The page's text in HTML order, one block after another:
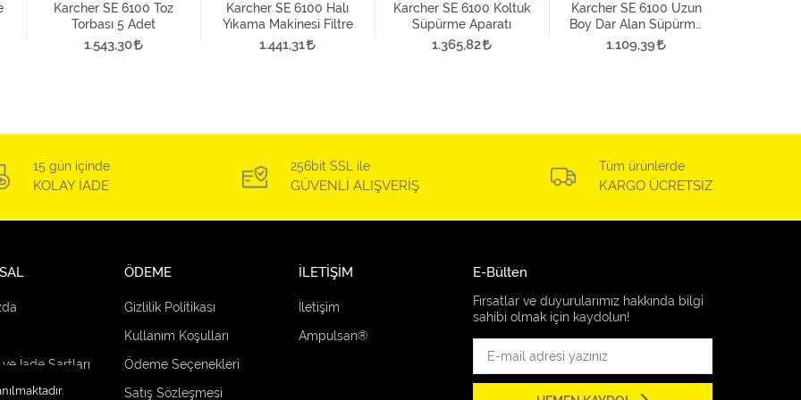
Karcher SE 6100 Toz
Torbası 5 Adet
1.543,30
Karcher SE 6100 Halı
Yıkama Makinesi Filtre
1.441,31
Karcher SE 6100 Koltuk
Süpürme Aparatı
1.365,82
Karcher SE 6100 Uzun
Boy Dar Alan Süpürme
Aparatı
1.109,39
15 gün içinde
KOLAY İADE
256bit SSL ile
GÜVENLİ ALIŞVERİŞ
Tüm ürünlerde
KARGO ÜCRETSİZ
E-Bülten
Fırsatlar ve duyurularımız hakkında bilgi
sahibi olmak için kaydolun!
İade Şartları
ÖDEME
Gizlilik Politikası
Kullanım Koşulları
Ödeme Seçenekleri
Satış Sözleşmesi
İLETİŞİM
İletişim
Ampulsan®